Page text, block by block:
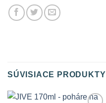
SÚVISIACE PRODUKTY